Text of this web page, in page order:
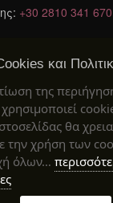
+30 2810 341 670
και
της
χρησιμοποιεί
θα
την χρήση των
όλων…